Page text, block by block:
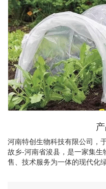
河南特创生物科技有限公司，
故乡-河南省浚县，是一家集
售、技术服务为一体的现代化